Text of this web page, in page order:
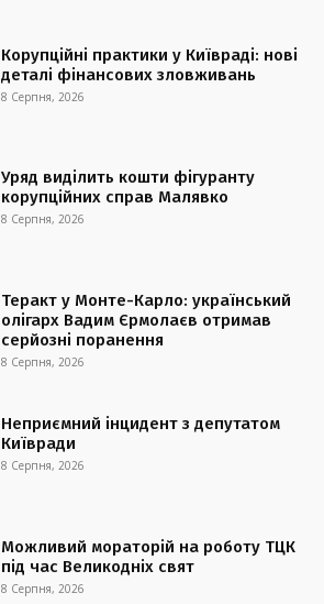
Корупційні практики у Київраді: нові
деталі фінансових зловживань
8 Серпня, 2026
Уряд виділить кошти фігуранту
корупційних справ Малявко
8 Серпня, 2026
Теракт у Монте-Карло: український
олігарх Вадим Єрмолаєв отримав
серйозні поранення
8 Серпня, 2026
Неприємний інцидент з депутатом
Київради
8 Серпня, 2026
Можливий мораторій на роботу ТЦК
під час Великодніх свят
8 Серпня, 2026